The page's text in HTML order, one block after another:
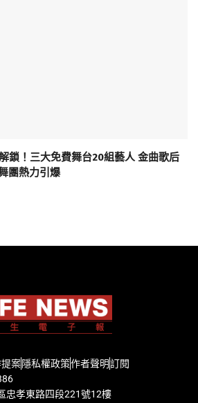
鎖！三大免費舞台20組藝人 金曲歌后
團熱力引爆
案隱私權政策作者聲明訂閱
忠孝東路四段221號12樓